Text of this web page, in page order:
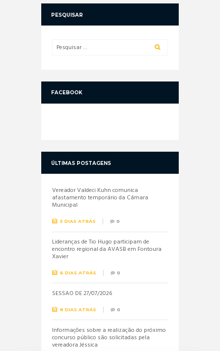
PESQUISAR
FACEBOOK
ÚLTIMAS POSTAGENS
Vereador Valdeci Kuhn comunica
afastamento temporário da Câmara
Municipal
5 DIAS ATRÁS 0
Lideranças de Tio Hugo participam de
encontro regional da AVASB em Fontoura
Xavier
6 DIAS ATRÁS 0
SESSÃO DE 27/07/2026
8 DIAS ATRÁS 0
Informações sobre a realização do próximo
concurso público são solicitadas pela
vereadora Jéssica